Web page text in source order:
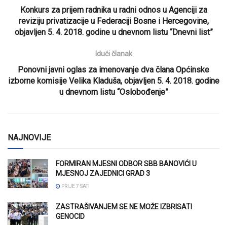
Konkurs za prijem radnika u radni odnos u Agenciji za
reviziju privatizacije u Federaciji Bosne i Hercegovine,
objavljen 5. 4. 2018. godine u dnevnom listu “Dnevni list”
Idući članak
Ponovni javni oglas za imenovanje dva člana Općinske
izborne komisije Velika Kladuša, objavljen 5. 4. 2018. godine
u dnevnom listu “Oslobođenje”
NAJNOVIJE
FORMIRAN MJESNI ODBOR SBB BANOVIĆI U
MJESNOJ ZAJEDNICI GRAD 3
PRIJE 7 SATI
ZASTRAŠIVANJEM SE NE MOŽE IZBRISATI
GENOCID